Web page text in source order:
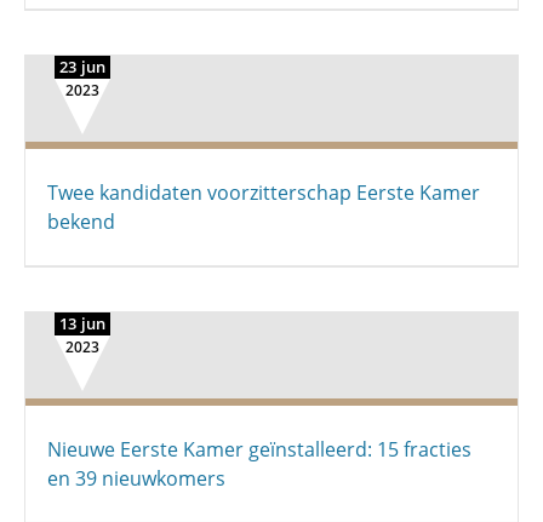
23 jun
2023
Twee kandidaten voorzitterschap Eerste Kamer
bekend
13 jun
2023
Nieuwe Eerste Kamer geïnstalleerd: 15 fracties
en 39 nieuwkomers